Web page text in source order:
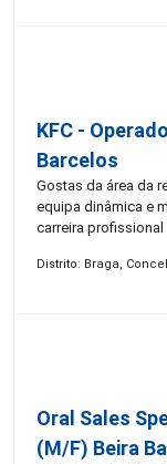
KFC -
Barcelos
Gostas da área da
equipa dinâmica e
carreira
Distrito: Braga,
Oral Sales
(M/F) Beira